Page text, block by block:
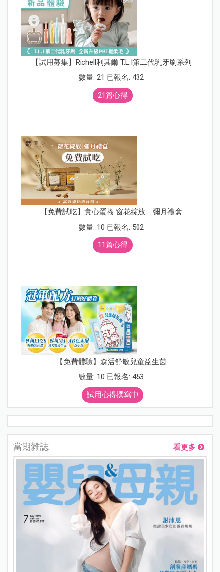
【試用募集】Richell利其爾 T.L.I第二代乳牙刷系列
數量: 21 已報名: 432
21篇心得
【免費試吃】實心蛋捲 窗花綻放｜彌月禮盒
數量: 10 已報名: 502
11篇心得
【免費體驗】森活舒敏兒童益生菌
數量: 10 已報名: 453
試用心得撰寫中
當期雜誌 看更多